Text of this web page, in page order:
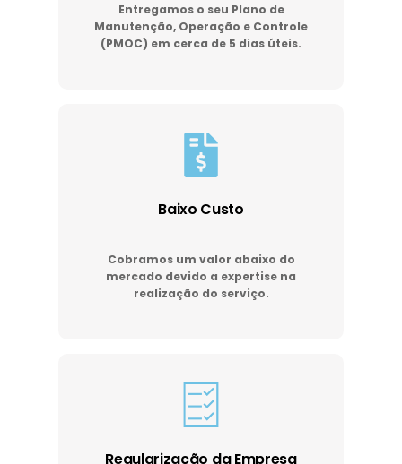
Entregamos o seu Plano de
Manutenção, Operação e Controle
(PMOC) em cerca de 5 dias úteis.
Baixo Custo
Cobramos um valor abaixo do
mercado devido a expertise na
realização do serviço.
Regularização da Empresa